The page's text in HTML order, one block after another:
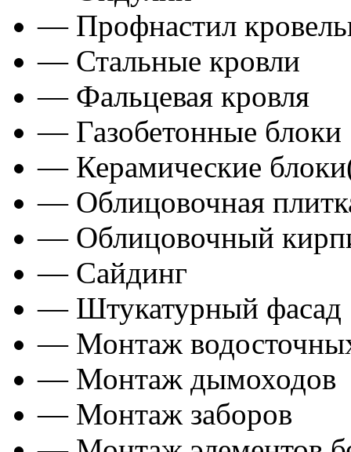
— Профнастил
— Стальные кровли
— Фальцевая кровля
— Газобетонные блоки
— Керамические
— Облицовочная
— Облицовочный
— Сайдинг
— Штукатурный фасад
— Монтаж
— Монтаж дымоходов
— Монтаж заборов